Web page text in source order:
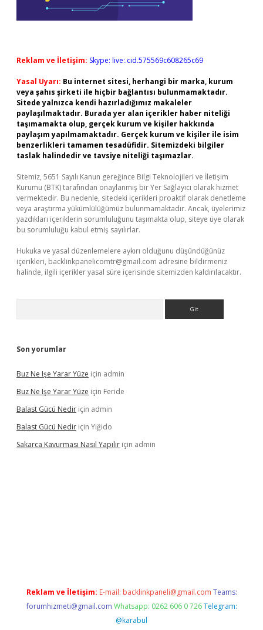
Reklam ve İletişim: Skype: live:.cid.575569c608265c69
Yasal Uyarı: Bu internet sitesi, herhangi bir marka, kurum
veya şahıs şirketi ile hiçbir bağlantısı bulunmamaktadır.
Sitede yalnızca kendi hazırladığımız makaleler
paylaşılmaktadır. Burada yer alan içerikler haber niteliği
taşımamakta olup, gerçek kurum ve kişiler hakkında
paylaşım yapılmamaktadır. Gerçek kurum ve kişiler ile isim
benzerlikleri tamamen tesadüfidir. Sitemizdeki bilgiler
taslak halindedir ve tavsiye niteliği taşımazlar.
Sitemiz, 5651 Sayılı Kanun gereğince Bilgi Teknolojileri ve İletişim
Kurumu (BTK) tarafından onaylanmış bir Yer Sağlayıcı olarak hizmet
vermektedir. Bu nedenle, sitedeki içerikleri proaktif olarak denetleme
veya araştırma yükümlülüğümüz bulunmamaktadır. Ancak, üyelerimiz
yazdıkları içeriklerin sorumluluğunu taşımakta olup, siteye üye olarak
bu sorumluluğu kabul etmiş sayılırlar.
Hukuka ve yasal düzenlemelere aykırı olduğunu düşündüğünüz
içerikleri, backlinkpanelicomtr@gmail.com adresine bildirmeniz
halinde, ilgili içerikler yasal süre içerisinde sitemizden kaldırılacaktır.
Son yorumlar
Buz Ne Işe Yarar Yüze için admin
Buz Ne Işe Yarar Yüze için Feride
Balast Gücü Nedir için admin
Balast Gücü Nedir için Yiğido
Sakarca Kavurması Nasıl Yapılır için admin
Reklam ve İletişim: E-mail: backlinkpaneli@gmail.com Teams:
forumhizmeti@gmail.com Whatsapp: 0262 606 0 726 Telegram:
@karabul